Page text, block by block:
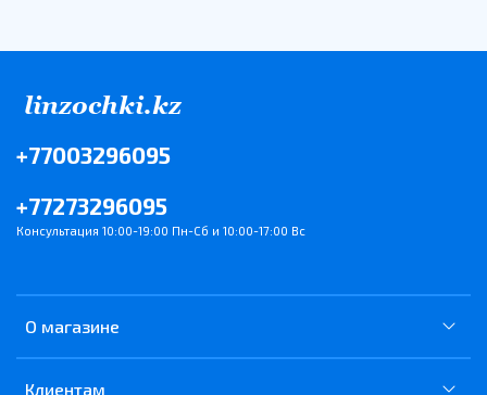
О магазине
Клиентам
+77003296095
+77273296095
Консультация 10:00-19:00 Пн-Сб и 10:00-17:00 Вс